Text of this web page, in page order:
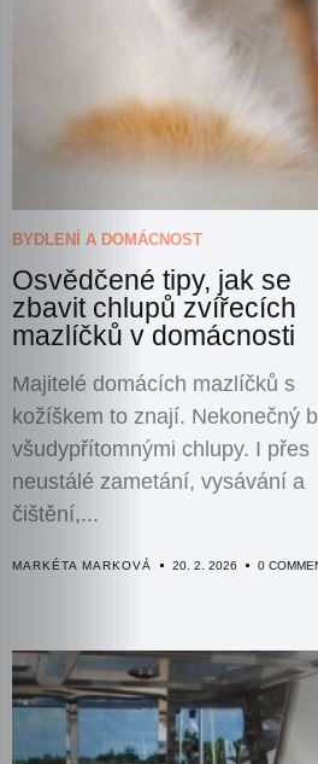
BYDLENÍ A DOMÁCNOST
Osvědčené tipy, jak se
zbavit chlupů zvířecích
mazlíčků v domácnosti
Majitelé domácích mazlíčků s
kožíškem to znají. Nekonečný
všudypřítomnými chlupy. I přes
neustálé zametání, vysávání a
čištění,...
MARKÉTA MARKOVÁ 20. 2. 2026 0